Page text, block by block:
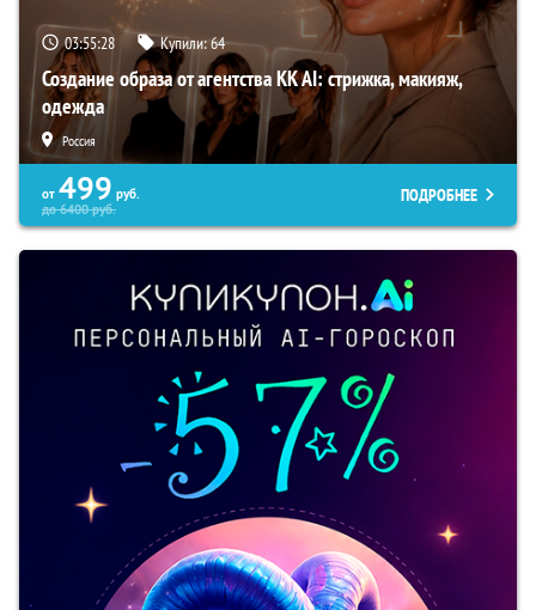
03:55:27 Купили:64
Создание образа от агентства KK AI: стрижка, макияж,
одежда
Россия
от 499 руб.
до6400руб.
ПОДРОБНЕЕ